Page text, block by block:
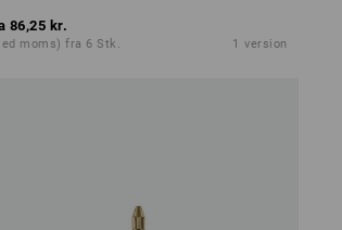
86,25 kr.
moms) fra 6 Stk. 1 version